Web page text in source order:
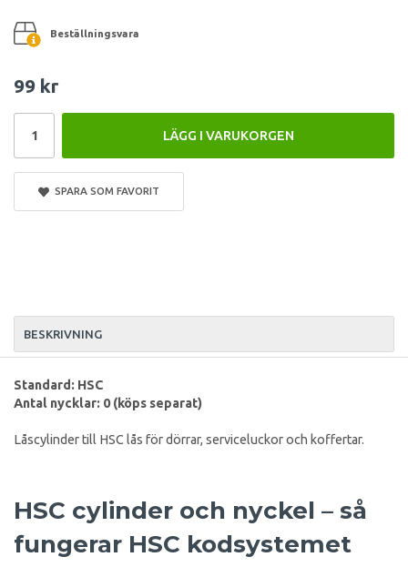
Beställningsvara
99 kr
LÄGG I VARUKORGEN
SPARA SOM FAVORIT
BESKRIVNING
Standard: HSC
Antal nycklar: 0 (köps separat)
Låscylinder till HSC lås för dörrar, serviceluckor och koffertar.
HSC cylinder och nyckel – så
fungerar HSC kodsystemet